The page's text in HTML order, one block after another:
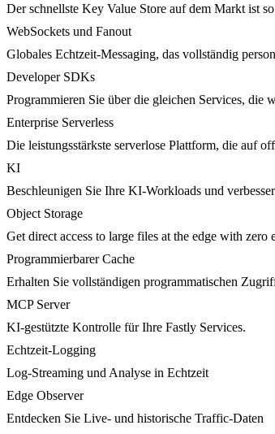
Der schnellste Key Value Store auf dem Markt ist
WebSockets und Fanout
Globales Echtzeit-Messaging, das vollständig
Developer SDKs
Programmieren Sie über die gleichen Services,
Enterprise Serverless
Die leistungsstärkste serverlose Plattform, die auf
KI
Beschleunigen Sie Ihre KI-Workloads und
Object Storage
Get direct access to large files at the edge with zero
Programmierbarer Cache
Erhalten Sie vollständigen programmatischen
MCP Server
KI-gestützte Kontrolle für Ihre Fastly Services.
Echtzeit-Logging
Log-Streaming und Analyse in Echtzeit
Edge Observer
Entdecken Sie Live- und historische Traffic-Daten